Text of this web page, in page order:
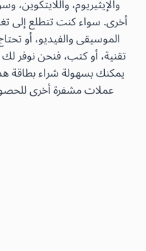
أخرى. سواء كنت تتطلع إلى
الموسيقى والفيديو، أو
تقنية، أو كتب، فنحن نوفر
يمكنك بسهولة شراء بطاقة
عملات مشفرة أخرى